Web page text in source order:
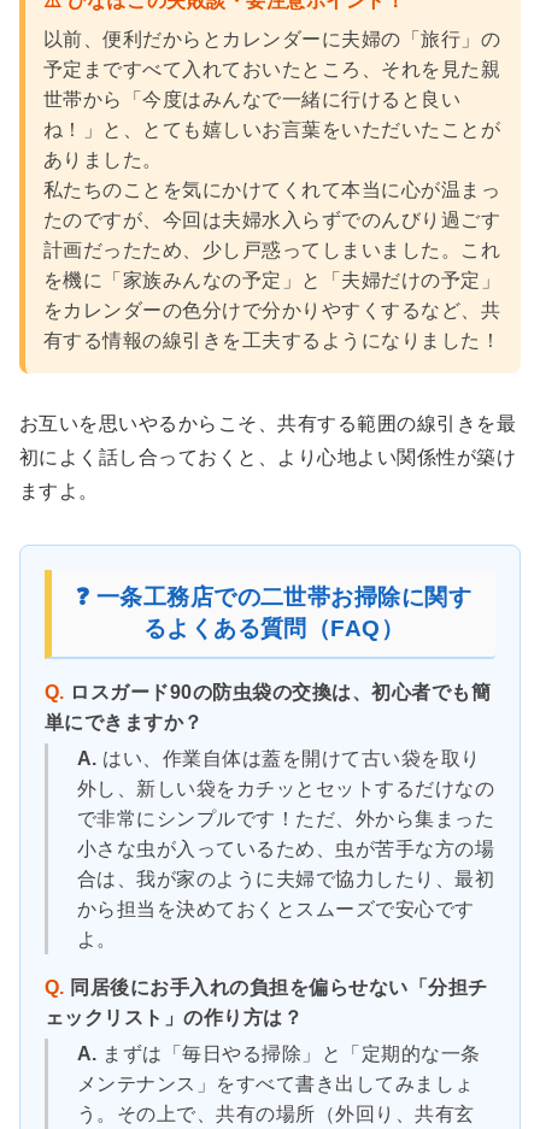
以前、便利だからとカレンダーに夫婦の「旅行」の
予定まですべて入れておいたところ、それを見た親
世帯から「今度はみんなで一緒に行けると良い
ね！」と、とても嬉しいお言葉をいただいたことが
ありました。
私たちのことを気にかけてくれて本当に心が温まっ
たのですが、今回は夫婦水入らずでのんびり過ごす
計画だったため、少し戸惑ってしまいました。これ
を機に「家族みんなの予定」と「夫婦だけの予定」
をカレンダーの色分けで分かりやすくするなど、共
有する情報の線引きを工夫するようになりました！
お互いを思いやるからこそ、共有する範囲の線引きを最
初によく話し合っておくと、より心地よい関係性が築け
ますよ。
❓ 一条工務店での二世帯お掃除に関す
るよくある質問（FAQ）
Q. ロスガード90の防虫袋の交換は、初心者でも簡
単にできますか？
A. はい、作業自体は蓋を開けて古い袋を取り
外し、新しい袋をカチッとセットするだけなの
で非常にシンプルです！ただ、外から集まった
小さな虫が入っているため、虫が苦手な方の場
合は、我が家のように夫婦で協力したり、最初
から担当を決めておくとスムーズで安心です
よ。
Q. 同居後にお手入れの負担を偏らせない「分担チ
ェックリスト」の作り方は？
A. まずは「毎日やる掃除」と「定期的な一条
メンテナンス」をすべて書き出してみましょ
う。その上で、共有の場所（外回り、共有玄